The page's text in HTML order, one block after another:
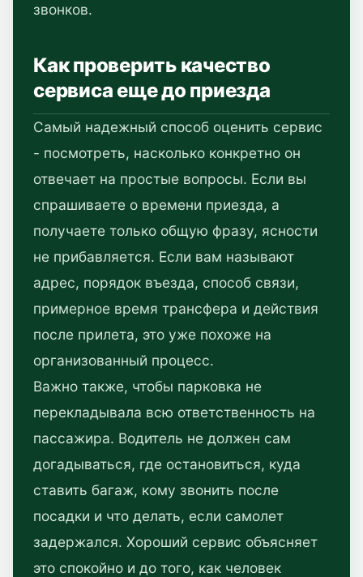
звонков.
Как проверить качество
сервиса еще до приезда
Самый надежный способ оценить сервис
- посмотреть, насколько конкретно он
отвечает на простые вопросы. Если вы
спрашиваете о времени приезда, а
получаете только общую фразу, ясности
не прибавляется. Если вам называют
адрес, порядок въезда, способ связи,
примерное время трансфера и действия
после прилета, это уже похоже на
организованный процесс.
Важно также, чтобы парковка не
перекладывала всю ответственность на
пассажира. Водитель не должен сам
догадываться, где остановиться, куда
ставить багаж, кому звонить после
посадки и что делать, если самолет
задержался. Хороший сервис объясняет
это спокойно и до того, как человек